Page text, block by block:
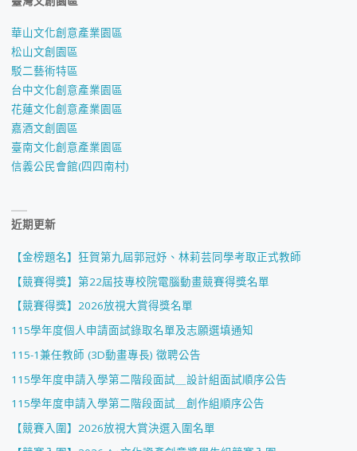
華山文化創意產業園區
松山文創園區
駁二藝術特區
台中文化創意產業園區
花蓮文化創意產業園區
嘉酒文創園區
臺南文化創意產業園區
信義公民會館(四四南村)
近期更新
【金榜題名】狂賀第九屆郭冠妤、林莉芸同學考取正式教師
【競賽得獎】第22屆技專校院電腦動畫競賽得獎名單
【競賽得獎】2026放視大賞得獎名單
115學年度個人申請面試錄取名單及志願選填通知
115-1兼任教師 (3D動畫專長) 徵聘公告
115學年度申請入學第二階段面試＿設計組面試順序公告
115學年度申請入學第二階段面試＿創作組順序公告
【競賽入圍】2026放視大賞決選入圍名單